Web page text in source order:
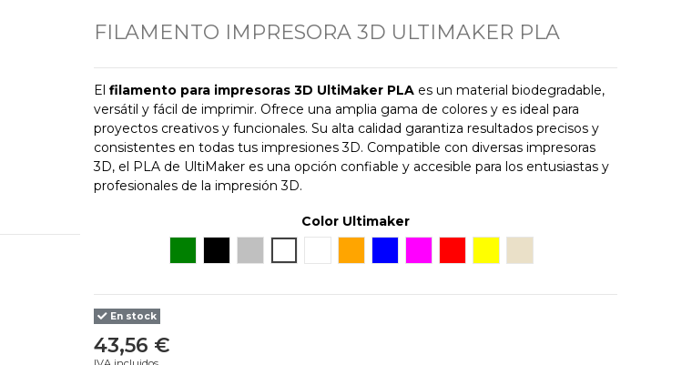
FILAMENTO IMPRESORA 3D ULTIMAKER PLA
El filamento para impresoras 3D UltiMaker PLA es un material biodegradable,
versátil y fácil de imprimir. Ofrece una amplia gama de colores y es ideal para
proyectos creativos y funcionales. Su alta calidad garantiza resultados precisos y
consistentes en todas tus impresiones 3D. Compatible con diversas impresoras
3D, el PLA de UltiMaker es una opción confiable y accesible para los entusiastas y
profesionales de la impresión 3D.
Color Ultimaker
En stock
43,56 €